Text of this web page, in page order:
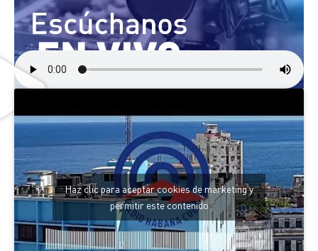
Haz clic para aceptar cookies de marketing y
permitir este contenido